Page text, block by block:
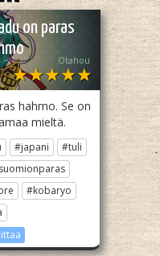
on paras
Otahou
hahmo. Se on
mieltä.
#japani
#tuli
#kobaryo